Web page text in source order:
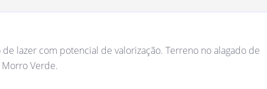
lazer com potencial de valorização. Terreno no alagado de
Verde.